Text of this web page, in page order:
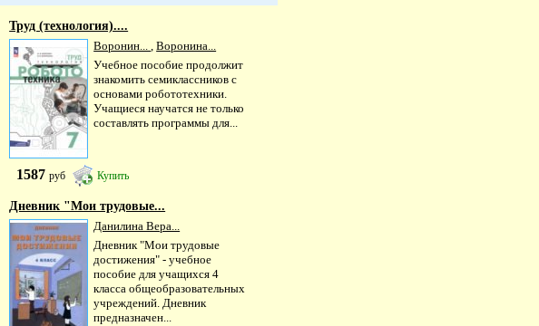
Труд (технология)....
Воронин...,Воронина...
Учебное пособие продолжит
знакомить семиклассников с
основами робототехники.
Учащиеся научатся не только
составлять программы для...
1587руб Купить
Дневник "Мои трудовые...
Данилина Вера...
Дневник "Мои трудовые
достижения" - учебное
пособие для учащихся 4
класса общеобразовательных
учреждений. Дневник
предназначен...